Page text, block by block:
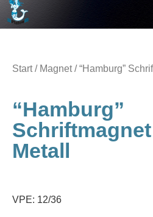
Start/ Magnet/ “Hamburg”
“Hamburg”
Metall
VPE: 12/36